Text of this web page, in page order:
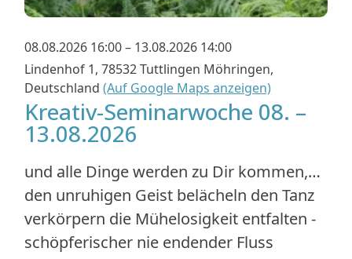
08.08.2026 16:00 – 13.08.2026 14:00
Lindenhof 1, 78532 Tuttlingen Möhringen,
Deutschland(Auf Google Maps anzeigen)
Kreativ-Seminarwoche 08. –
13.08.2026
und alle Dinge werden zu Dir kommen,…
den unruhigen Geist belächeln den Tanz
verkörpern die Mühelosigkeit entfalten -
schöpferischer nie endender Fluss